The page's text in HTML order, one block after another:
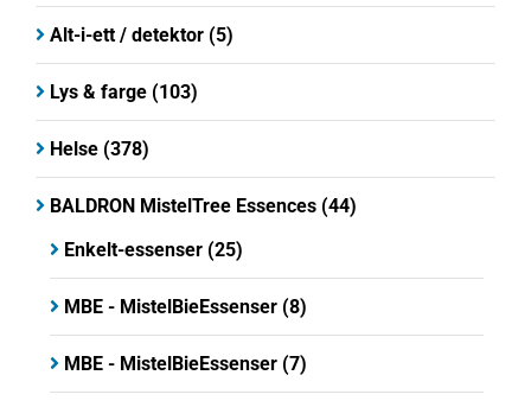
Alt-i-ett / detektor (5)
Lys & farge (103)
Helse (378)
BALDRON MistelTree Essences (44)
Enkelt-essenser (25)
MBE - MistelBieEssenser (8)
MBE - MistelBieEssenser (7)